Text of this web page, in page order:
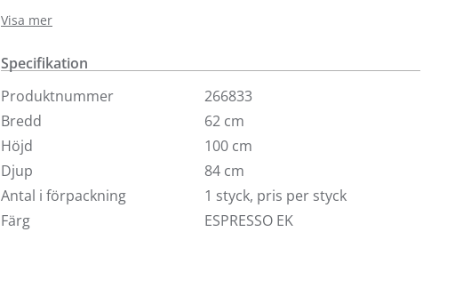
extra bekvämlighet.
Visa mer
Specifikation
Produktnummer
266833
Bredd
62 cm
Höjd
100 cm
Djup
84 cm
Antal i förpackning
1 styck, pris per styck
Färg
ESPRESSO EK